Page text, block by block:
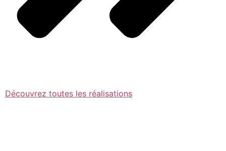
Découvrez toutes les réalisations